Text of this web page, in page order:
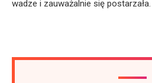
wadze i zauważalnie się postarzała.